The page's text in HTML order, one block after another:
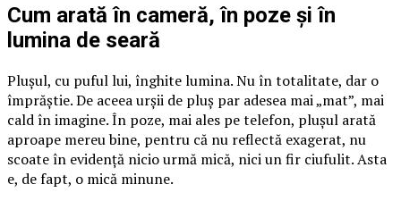
Cum arată în cameră, în poze și în
lumina de seară
Plușul, cu puful lui, înghite lumina. Nu în totalitate, dar o
împrăștie. De aceea urșii de pluș par adesea mai „mat”, mai
cald în imagine. În poze, mai ales pe telefon, plușul arată
aproape mereu bine, pentru că nu reflectă exagerat, nu
scoate în evidență nicio urmă mică, nici un fir ciufulit. Asta
e, de fapt, o mică minune.